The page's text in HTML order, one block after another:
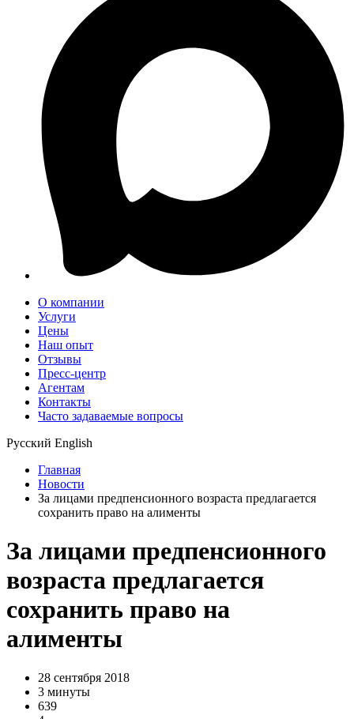
О компании
Услуги
Цены
Наш опыт
Отзывы
Пресс-центр
Агентам
Контакты
Часто задаваемые вопросы
Русский English
Главная
Новости
За лицами предпенсионного возраста предлагается
сохранить право на алименты
За лицами предпенсионного
возраста предлагается
сохранить право на
алименты
28 сентября 2018
3 минуты
639